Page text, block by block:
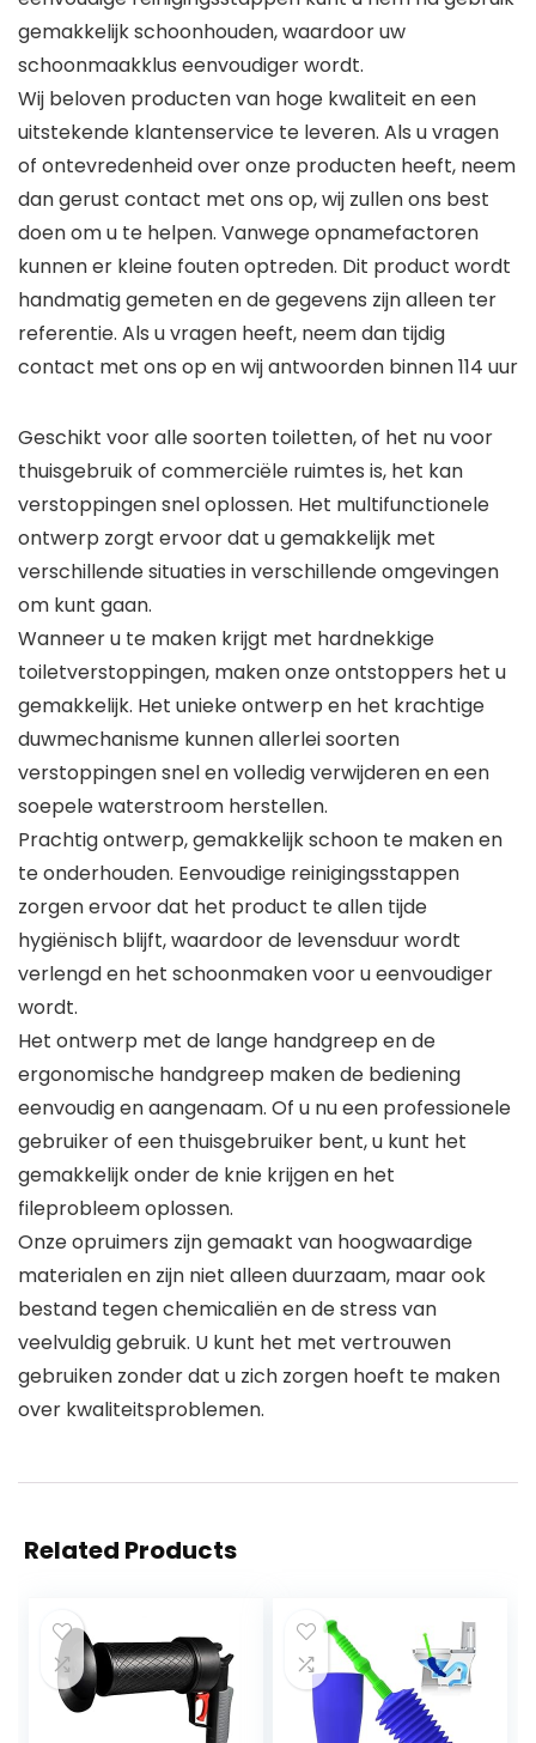
gemakkelijk schoonhouden, waardoor uw
schoonmaakklus eenvoudiger wordt.
Wij beloven producten van hoge kwaliteit en een
uitstekende klantenservice te leveren. Als u vragen
of ontevredenheid over onze producten heeft, neem
dan gerust contact met ons op, wij zullen ons best
doen om u te helpen. Vanwege opnamefactoren
kunnen er kleine fouten optreden. Dit product wordt
handmatig gemeten en de gegevens zijn alleen ter
referentie. Als u vragen heeft, neem dan tijdig
contact met ons op en wij antwoorden binnen 114 uur
Geschikt voor alle soorten toiletten, of het nu voor
thuisgebruik of commerciële ruimtes is, het kan
verstoppingen snel oplossen. Het multifunctionele
ontwerp zorgt ervoor dat u gemakkelijk met
verschillende situaties in verschillende omgevingen
om kunt gaan.
Wanneer u te maken krijgt met hardnekkige
toiletverstoppingen, maken onze ontstoppers het u
gemakkelijk. Het unieke ontwerp en het krachtige
duwmechanisme kunnen allerlei soorten
verstoppingen snel en volledig verwijderen en een
soepele waterstroom herstellen.
Prachtig ontwerp, gemakkelijk schoon te maken en
te onderhouden. Eenvoudige reinigingsstappen
zorgen ervoor dat het product te allen tijde
hygiënisch blijft, waardoor de levensduur wordt
verlengd en het schoonmaken voor u eenvoudiger
wordt.
Het ontwerp met de lange handgreep en de
ergonomische handgreep maken de bediening
eenvoudig en aangenaam. Of u nu een professionele
gebruiker of een thuisgebruiker bent, u kunt het
gemakkelijk onder de knie krijgen en het
fileprobleem oplossen.
Onze opruimers zijn gemaakt van hoogwaardige
materialen en zijn niet alleen duurzaam, maar ook
bestand tegen chemicaliën en de stress van
veelvuldig gebruik. U kunt het met vertrouwen
gebruiken zonder dat u zich zorgen hoeft te maken
over kwaliteitsproblemen.
Related Products